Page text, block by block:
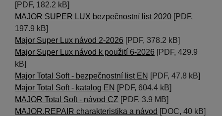
[PDF, 182.2 kB]
MAJOR SUPER LUX bezpečnostní list 2020 [PDF,
197.9 kB]
Major Super Lux návod 2-2026 [PDF, 378.2 kB]
Major Super Lux návod k použití 6-2026 [PDF, 429.9
kB]
Major Total Soft - bezpečnostní list EN [PDF, 47.8 kB]
Major Total Soft - katalog EN [PDF, 604.4 kB]
MAJOR Total Soft - návod CZ [PDF, 3.9 MB]
MAJOR.REPAIR charakteristika a návod [DOC, 40 kB]